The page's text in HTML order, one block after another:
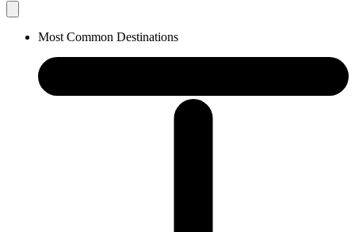
Most Common Destinations